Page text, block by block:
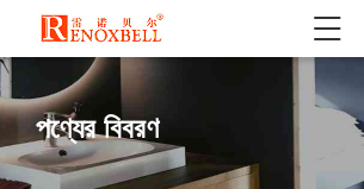
পণ্যের বিবরণ